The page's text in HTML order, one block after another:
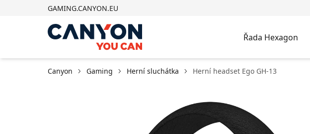
GAMING.CANYON.EU
Řada Hexagon
Canyon Gaming Herní sluchátka Herní headset Ego GH-13